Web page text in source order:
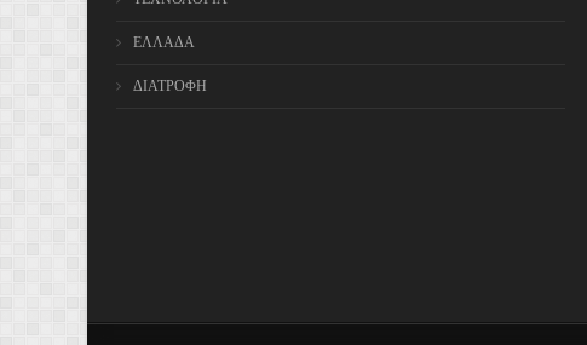
ΕΛΛΑΔΑ
ΔΙΑΤΡΟΦΗ